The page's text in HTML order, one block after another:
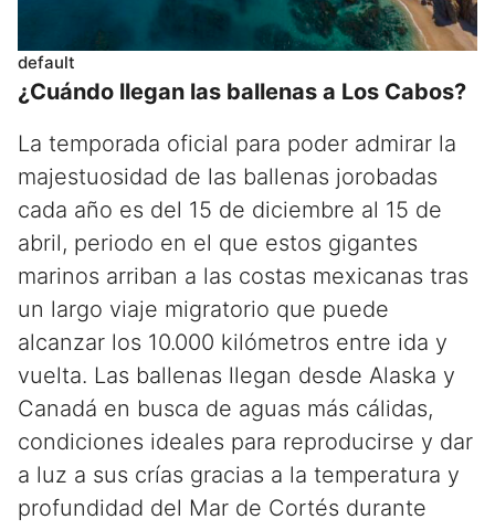
default
¿Cuándo llegan las ballenas a Los Cabos?
La temporada oficial para poder admirar la
majestuosidad de las ballenas jorobadas
cada año es del 15 de diciembre al 15 de
abril, periodo en el que estos gigantes
marinos arriban a las costas mexicanas tras
un largo viaje migratorio que puede
alcanzar los 10.000 kilómetros entre ida y
vuelta. Las ballenas llegan desde Alaska y
Canadá en busca de aguas más cálidas,
condiciones ideales para reproducirse y dar
a luz a sus crías gracias a la temperatura y
profundidad del Mar de Cortés durante